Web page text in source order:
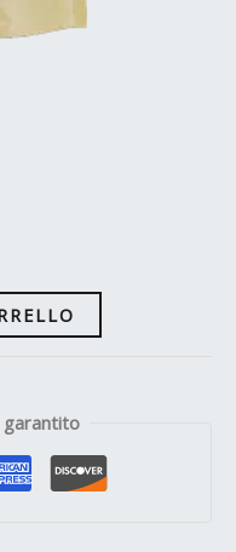
garantito